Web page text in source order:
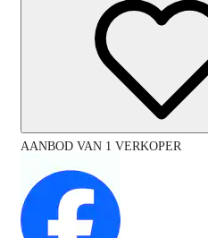
AANBOD VAN 1 VERKOPER